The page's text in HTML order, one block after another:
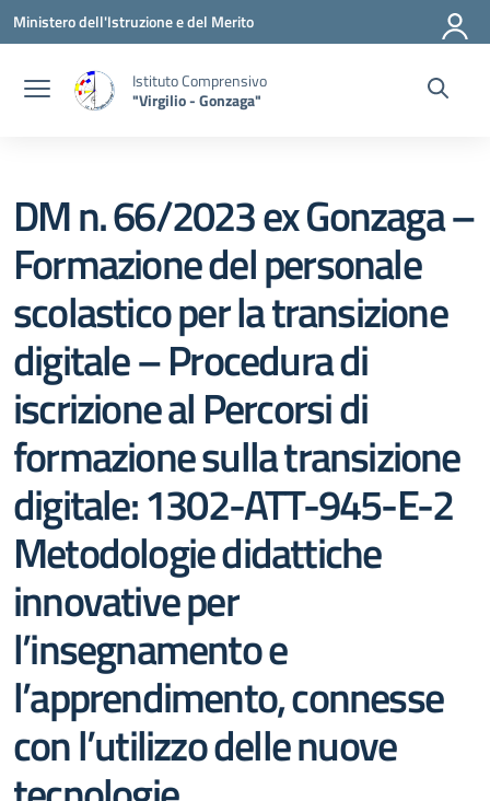
Vai ai contenuti
Vai al menu di navigazione
Vai al footer
Ministero dell'Istruzione e del Merito
Istituto Comprensivo
"Virgilio - Gonzaga"
DM n. 66/2023 ex Gonzaga –
Formazione del personale
scolastico per la transizione
digitale – Procedura di
iscrizione al Percorsi di
formazione sulla transizione
digitale: 1302-ATT-945-E-2
Metodologie didattiche
innovative per
l’insegnamento e
l’apprendimento, connesse
con l’utilizzo delle nuove